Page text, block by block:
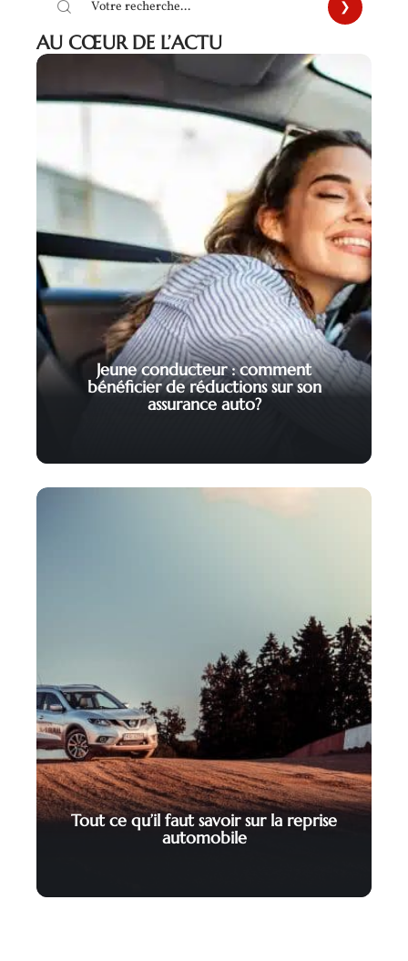
AU CŒUR DE L’ACTU
Jeune conducteur : comment
bénéficier de réductions sur son
assurance auto?
Tout ce qu’il faut savoir sur la reprise
automobile